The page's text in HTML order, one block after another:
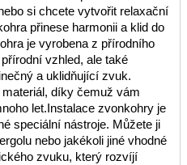
si chcete vytvořit relaxační
přinese harmonii a klid do
je vyrobena z přírodního
vzhled, ale také
a uklidňující zvuk.
díky čemuž vám
let.Instalace zvonkohry je
speciální nástroje. Můžete ji
nebo jakékoli jiné vhodné
zvuku, který rozvíjí